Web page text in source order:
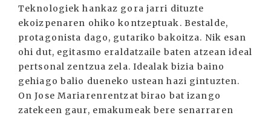
Teknologiek hankaz gora jarri dituzte
ekoizpenaren ohiko kontzeptuak. Bestalde,
protagonista dago, gutariko bakoitza. Nik esan
ohi dut, egitasmo eraldatzaile baten atzean ideal
pertsonal zentzua zela. Idealak bizia baino
gehiago balio dueneko ustean hazi gintuzten.
On Jose Mariarenrentzat birao bat izango
zatekeen gaur, emakumeak bere senarraren